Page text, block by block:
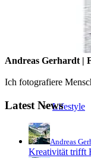
Lifestyle
Andreas Gerhardt |
Ich fotografiere
Latest News
Andreas
Kreativität trifft